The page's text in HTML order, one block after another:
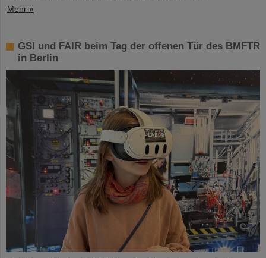
Mehr »
GSI und FAIR beim Tag der offenen Tür des BMFTR
in Berlin